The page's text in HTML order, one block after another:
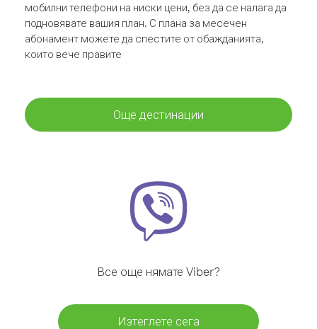
мобилни телефони на ниски цени, без да се налага да
подновявате вашия план. С плана за месечен
абонамент можете да спестите от обажданията,
които вече правите
Още дестинации
Все още нямате Viber?
Изтеглете сега